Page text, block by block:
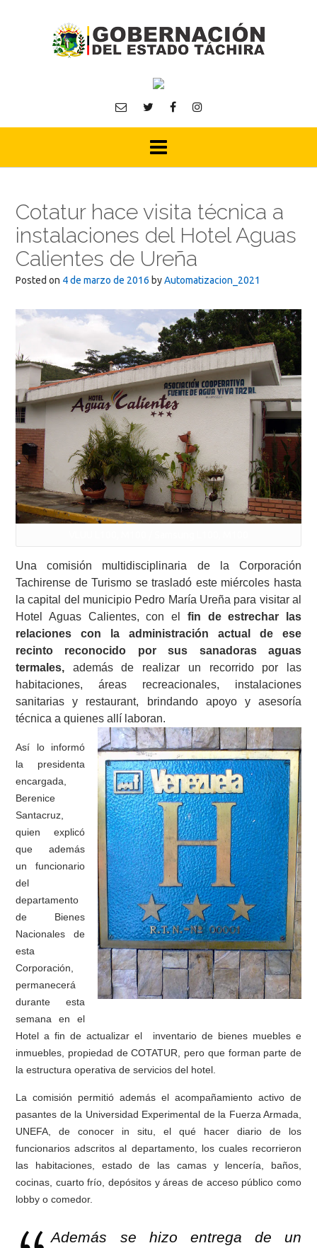
Cotatur hace visita técnica a
instalaciones del Hotel Aguas
Calientes de Ureña
Posted on 4 de marzo de 2016 byAutomatizacion_2021
Una comisión multidisciplinaria de la Corporación
Tachirense de Turismo se trasladó este miércoles hasta
la capital del municipio Pedro María Ureña para visitar al
Hotel Aguas Calientes, con el
fin de estrechar las
relaciones con la administración actual de ese
recinto reconocido por sus sanadoras aguas
termales, además de realizar un recorrido por las
habitaciones, áreas recreacionales, instalaciones
sanitarias y restaurant, brindando apoyo y asesoría
técnica a quienes allí laboran.
Así lo informó
la presidenta
encargada,
Berenice
Santacruz,
quien explicó
que además
un funcionario
del
departamento
de Bienes
Nacionales de
esta
Corporación,
permanecerá
durante esta
semana en el
Hotel a fin de actualizar el inventario de bienes muebles e
inmuebles, propiedad deCOTATUR, pero que forman parte de
la estructura operativa de servicios del hotel.
La comisión permitió además el acompañamiento activo de
pasantes de la Universidad Experimental de la Fuerza Armada,
UNEFA, de conocer in situ, el qué hacer diario de los
funcionarios adscritos al departamento, los cuales recorrieron
las habitaciones, estado de las camas y lencería, baños,
cocinas, cuarto frío, depósitos y áreas de acceso público como
lobby o comedor.
Además se hizo entrega de un